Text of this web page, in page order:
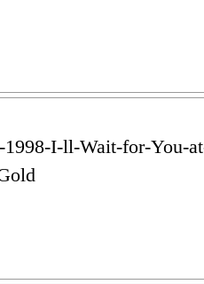
I-ll-Wait-for-You-